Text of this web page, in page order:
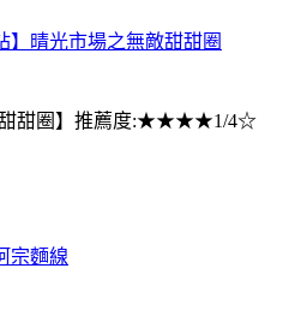
】晴光市場之無敵甜甜圈
甜甜圈】推薦度:★★★★1/4☆
宗麵線